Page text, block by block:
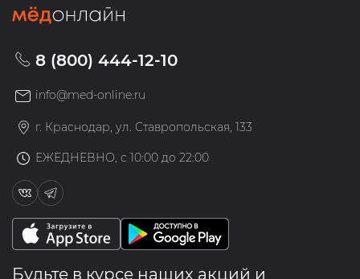
8 (800) 444-12-10
info@med-online.ru
г. Краснодар, ул. Ставропольская, 133
ЕЖЕДНЕВНО, с 10:00 до 22:00
Будьте в курсе наших акций и